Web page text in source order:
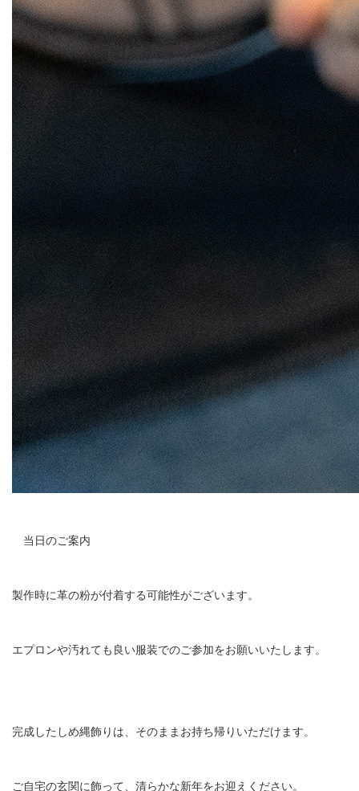
当日のご案内
製作時に革の粉が付着する可能性がございます。
エプロンや汚れても良い服装でのご参加をお願いいたします。
完成したしめ縄飾りは、そのままお持ち帰りいただけます。
ご自宅の玄関に飾って、清らかな新年をお迎えください。